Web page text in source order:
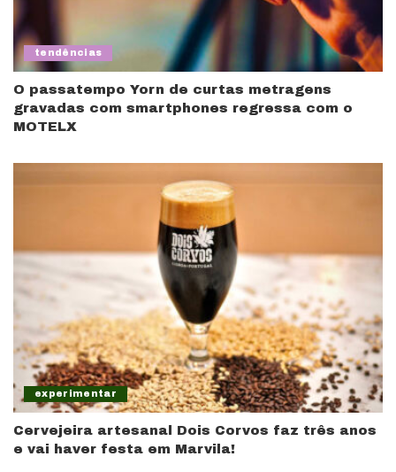
tendências
O passatempo Yorn de curtas metragens
gravadas com smartphones regressa com o
MOTELX
experimentar
Cervejeira artesanal Dois Corvos faz três anos
e vai haver festa em Marvila!